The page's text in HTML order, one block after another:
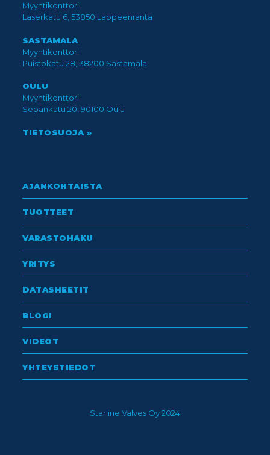
Myyntikonttori
Laserkatu 6, 53850 Lappeenranta
SASTAMALA
Myyntikonttori
Puistokatu 28, 38200 Sastamala
OULU
Myyntikonttori
Sepänkatu 20, 90100 Oulu
TIETOSUOJA »
AJANKOHTAISTA
TUOTTEET
VARASTOHAKU
YRITYS
DATASHEETIT
BLOGI
VIDEOT
YHTEYSTIEDOT
Starline Valves Oy 2024